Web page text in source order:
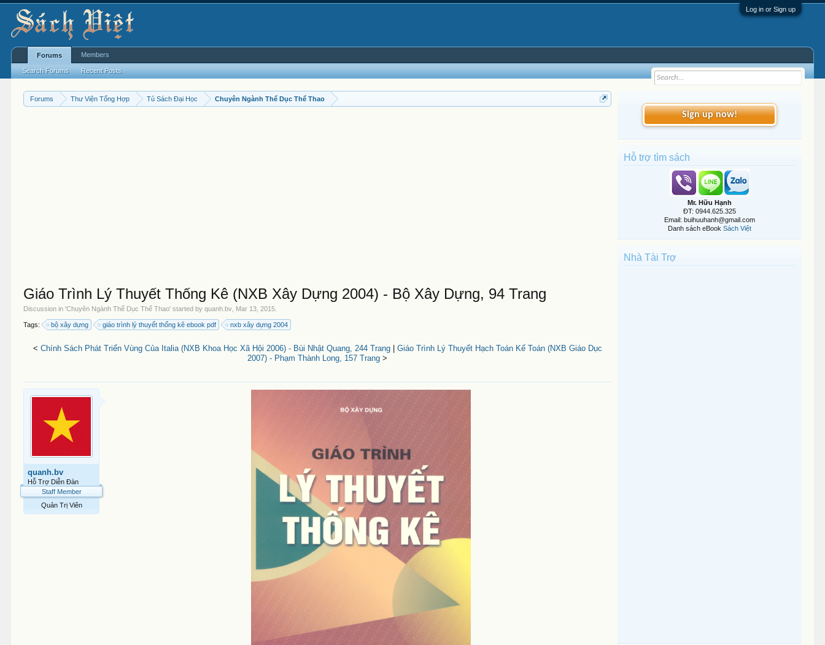
Log in or Sign up
Forums Thư Viện Tổng Hợp Tủ Sách Đại Học Chuyên Ngành Thể Dục Thể Thao
Giáo Trình Lý Thuyết Thống Kê (NXB Xây Dựng 2004) - Bộ Xây Dựng, 94 Trang
Discussion in 'Chuyên Ngành Thể Dục Thể Thao' started byquanh.bv Mar 13, 2015
Tags: bộ xây dựng giáo trình lý thuyết thống kê ebook pdf nxb xây dựng 2004
< Chính Sách Phát Triển Vùng Của Italia (NXB Khoa Học Xã Hội 2006) - Bùi Nhật Quang, 244 Trang| Giáo Trình Lý Thuyết Hạch Toán Kế Toán (NXB Giáo Dục
2007) - Phạm Thành Long, 157 Trang >
quanh.bv
Hỗ Trợ Diễn Đàn
Staff Member
Quản Trị Viên
Sign up now!
Hỗ trợ tìm sách
Mr. Hữu Hạnh
ĐT: 0944.625.325
Email: buihuuhanh@gmail.com
Danh sách eBook Sách Việt
Nhà Tài Trợ
Forums
Search Forums Recent Posts
Members